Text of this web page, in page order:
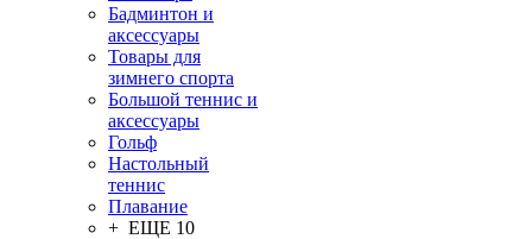
Бадминтон и
аксессуары
Товары для
зимнего спорта
Большой теннис и
аксессуары
Гольф
Настольный
теннис
Плавание
+ ЕЩЕ 10